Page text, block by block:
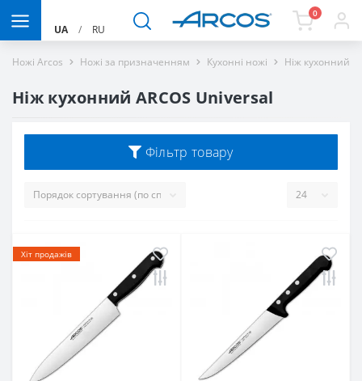
UA / RU
0
Ножі Arcos Ножі за призначенням Кухонні ножі Ніж кухонний
Ніж кухонний ARCOS Universal
Фільтр товару
Хіт продажів